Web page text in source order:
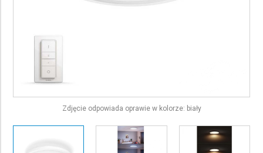
Zdjęcie odpowiada oprawie w kolorze: biały